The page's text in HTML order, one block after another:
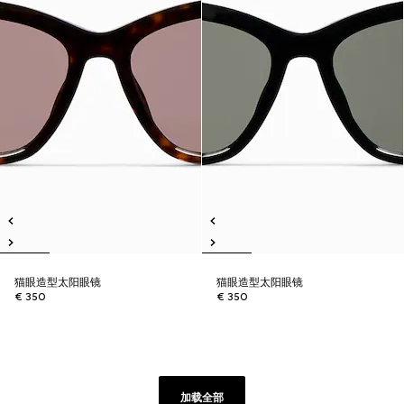
猫眼造型太阳眼镜
€ 350
猫眼造型太阳眼镜
€ 350
加载全部